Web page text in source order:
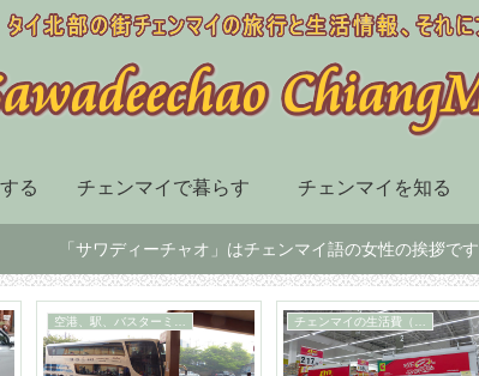
る チェンマイで暮らす チェンマイを知る
「サワディーチャオ」はチェンマイ語の女性の挨拶です
チェンマイ市内の移動手段 スーパー、デパート、ショッピングセンター